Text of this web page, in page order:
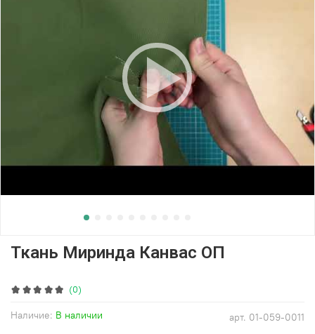
(0)
арт. 01-059-0011
Наличие: В наличии
Ткань Миринда Канвас ОП